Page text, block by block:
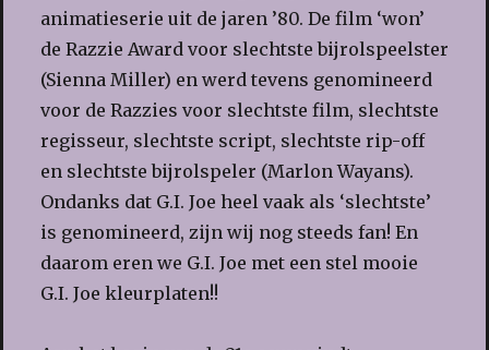
animatieserie uit de jaren ’80. De film ‘won’
de Razzie Award voor slechtste bijrolspeelster
(Sienna Miller) en werd tevens genomineerd
voor de Razzies voor slechtste film, slechtste
regisseur, slechtste script, slechtste rip-off
en slechtste bijrolspeler (Marlon Wayans).
Ondanks dat G.I. Joe heel vaak als ‘slechtste’
is genomineerd, zijn wij nog steeds fan! En
daarom eren we G.I. Joe met een stel mooie
G.I. Joe kleurplaten!!